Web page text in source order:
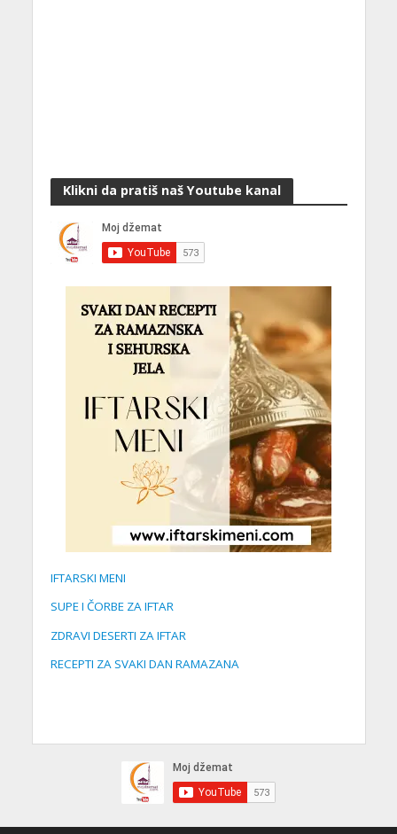
Klikni da pratiš naš Youtube kanal
IFTARSKI MENI
SUPE I ČORBE ZA IFTAR
ZDRAVI DESERTI ZA IFTAR
RECEPTI ZA SVAKI DAN RAMAZANA